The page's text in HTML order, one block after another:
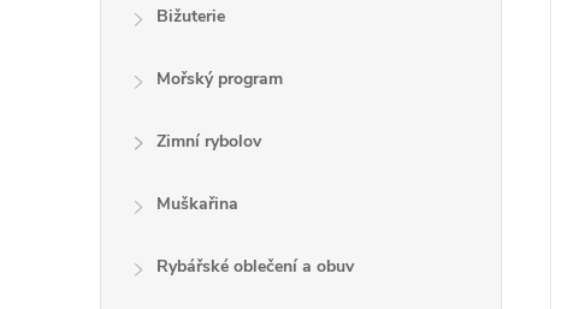
Bižuterie
Mořský program
Zimní rybolov
Muškařina
Rybářské oblečení a obuv